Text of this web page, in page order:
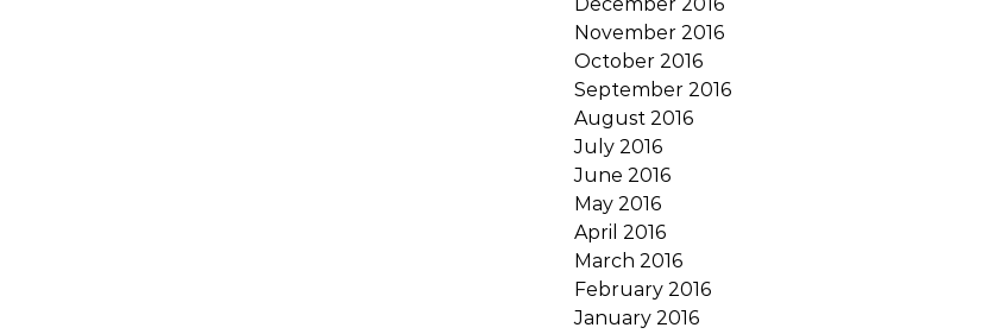
November 2016
October 2016
September 2016
August 2016
July 2016
June 2016
May 2016
April 2016
March 2016
February 2016
January 2016